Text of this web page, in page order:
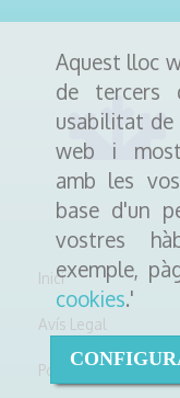
Aquest lloc
de tercers
usabilitat de
web i
amb les
base d'un
vostres
exemple,
cookies.'
Inici
Avís Legal
Política de cookies